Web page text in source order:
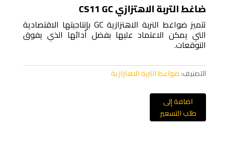
ضاغط التربة الاهتزازي CS11 GC
تتميز ضواغط التربة الاهتزازية GC بإنتاجيتها الاقتصادية
التي يمكن الاعتماد عليها بفضل أدائها الذي يفوق
التوقعات.
التصنيف:ضواغط التربة الاهتزازية
اضافة إلى
طلب التسعير